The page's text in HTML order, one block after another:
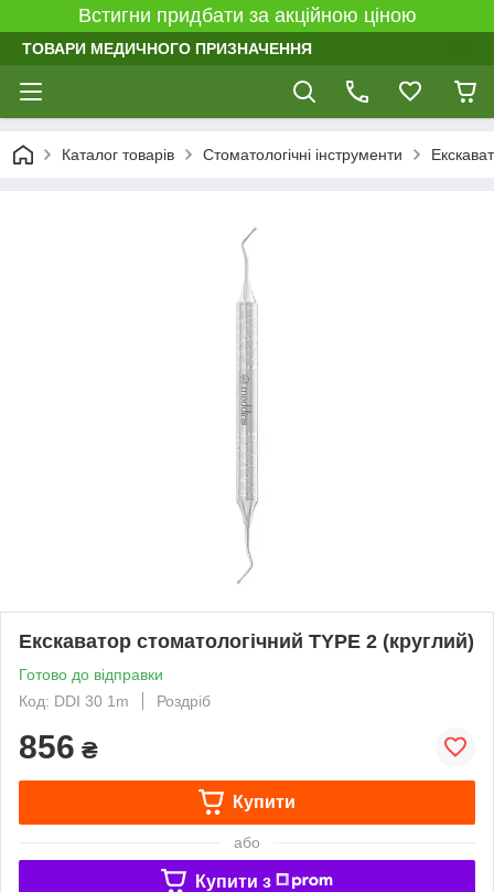
Встигни придбати за акційною ціною
ТОВАРИ МЕДИЧНОГО ПРИЗНАЧЕННЯ
Каталог товарів Стоматологічні інструменти
Екскаватор стоматологічний TYPE 2 (круглий)
Готово до відправки
Код: DDI 30 1m
Роздріб
856 ₴
Купити
або
Купити з